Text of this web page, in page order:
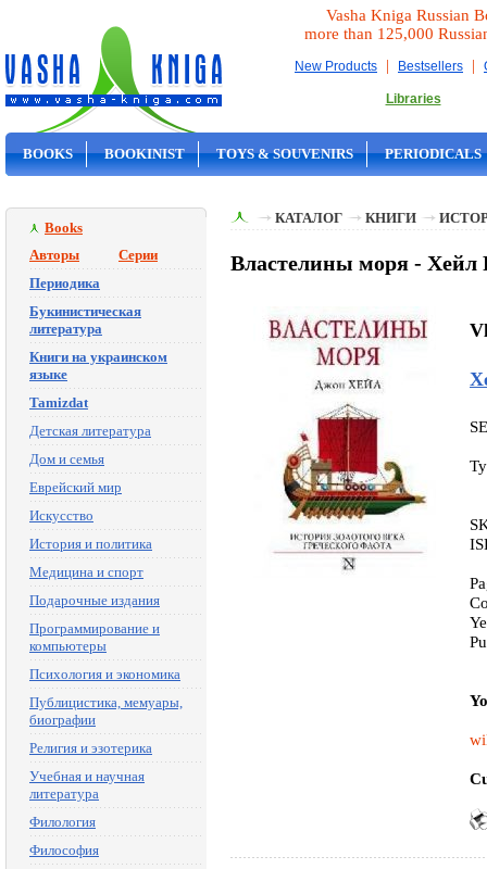
Vasha Kniga Russian
more than 125,000
New Products | Bestsellers |
Libraries
BOOKS BOOKINIST TOYS & SOUVENIRS PERIODICALS
Books
Авторы
Серии
Периодика
Букинистическая
литература
Книги на украинском
языке
Tamizdat
Детская литература
Дом и семья
Еврейский мир
Искусство
История и политика
Медицина и спорт
Подарочные издания
Программирование и
компьютеры
Психология и экономика
Публицистика, мемуары,
биографии
Религия и эзотерика
Учебная и научная
литература
Филология
Философия
КАТАЛОГ КНИГИ
Властелины моря - Хейл